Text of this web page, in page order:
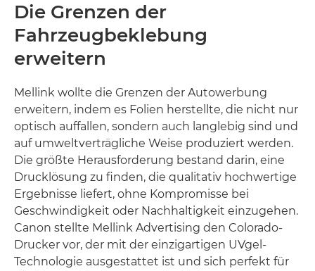
Die Grenzen der
Fahrzeugbeklebung
erweitern
Mellink wollte die Grenzen der Autowerbung
erweitern, indem es Folien herstellte, die nicht nur
optisch auffallen, sondern auch langlebig sind und
auf umweltverträgliche Weise produziert werden.
Die größte Herausforderung bestand darin, eine
Drucklösung zu finden, die qualitativ hochwertige
Ergebnisse liefert, ohne Kompromisse bei
Geschwindigkeit oder Nachhaltigkeit einzugehen.
Canon stellte Mellink Advertising den Colorado-
Drucker vor, der mit der einzigartigen UVgel-
Technologie ausgestattet ist und sich perfekt für